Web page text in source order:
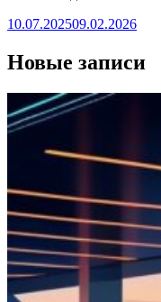
10.07.202509.02.2026
Новые записи